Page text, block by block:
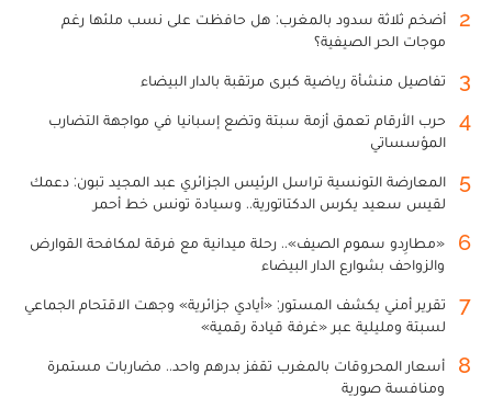
2
أضخم ثلاثة سدود بالمغرب: هل حافظت على نسب ملئها رغم
موجات الحر الصيفية؟
3 تفاصيل منشأة رياضية كبرى مرتقبة بالدار البيضاء
4
حرب الأرقام تعمق أزمة سبتة وتضع إسبانيا في مواجهة التضارب
المؤسساتي
5
المعارضة التونسية تراسل الرئيس الجزائري عبد المجيد تبون: دعمك
لقيس سعيد يكرس الدكتاتورية.. وسيادة تونس خط أحمر
6
«مطارِدو سموم الصيف».. رحلة ميدانية مع فرقة لمكافحة القوارض
والزواحف بشوارع الدار البيضاء
7
تقرير أمني يكشف المستور: «أيادي جزائرية» وجهت الاقتحام الجماعي
لسبتة ومليلية عبر «غرفة قيادة رقمية»
8
أسعار المحروقات بالمغرب تقفز بدرهم واحد.. مضاربات مستمرة
ومنافسة صورية